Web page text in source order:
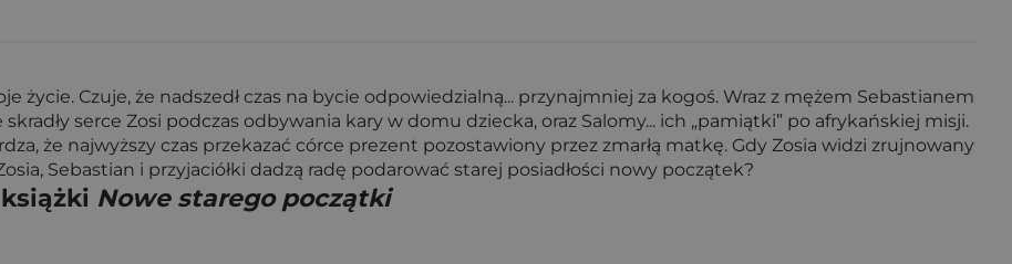
życie. Czuje, że nadszedł czas na bycie odpowiedzialną... przynajmniej za kogoś. Wraz z mężem Sebastianem
serce Zosi podczas odbywania kary w domu dziecka, oraz Salomy... ich „pamiątki” po afrykańskiej misji.
że najwyższy czas przekazać córce prezent pozostawiony przez zmarłą matkę. Gdy Zosia widzi zrujnowany
Sebastian i przyjaciółki dadzą radę podarować starej posiadłości nowy początek?
Nowe starego początki